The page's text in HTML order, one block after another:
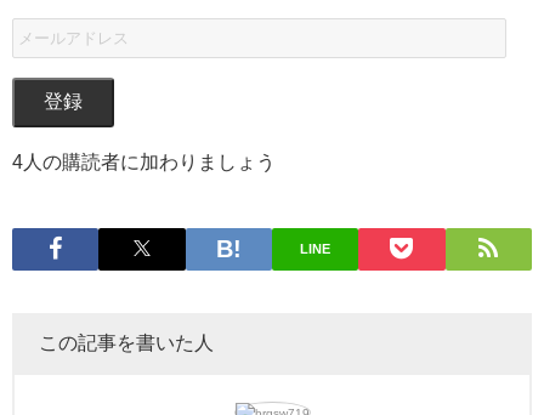
登録
4人の購読者に加わりましょう
LINE
この記事を書いた人